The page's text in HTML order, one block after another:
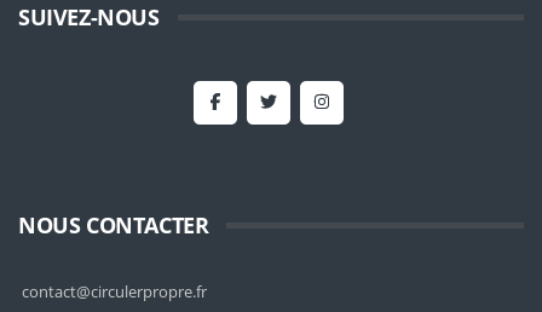
SUIVEZ-NOUS
NOUS CONTACTER
contact@circulerpropre.fr